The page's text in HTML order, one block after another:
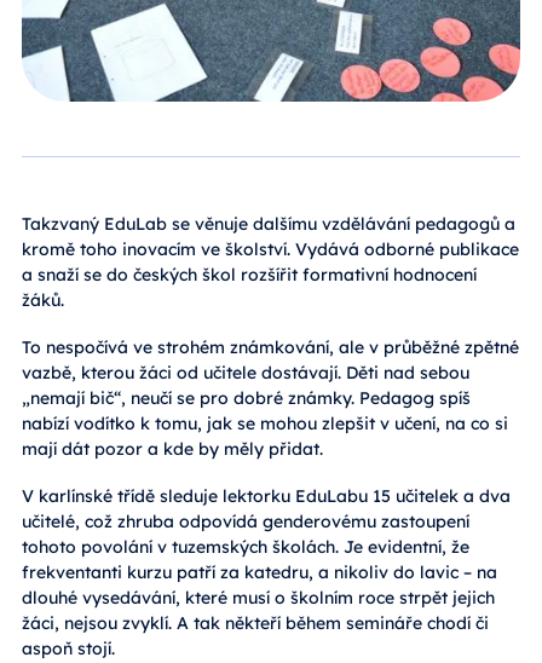
Takzvaný EduLab se věnuje dalšímu vzdělávání pedagogů a
kromě toho inovacím ve školství. Vydává odborné publikace
a snaží se do českých škol rozšířit formativní hodnocení
žáků.
To nespočívá ve strohém známkování, ale v průběžné zpětné
vazbě, kterou žáci od učitele dostávají. Děti nad sebou
„nemají bič“, neučí se pro dobré známky. Pedagog spíš
nabízí vodítko k tomu, jak se mohou zlepšit v učení, na co si
mají dát pozor a kde by měly přidat.
V karlínské třídě sleduje lektorku EduLabu 15 učitelek a dva
učitelé, což zhruba odpovídá genderovému zastoupení
tohoto povolání v tuzemských školách. Je evidentní, že
frekventanti kurzu patří za katedru, a nikoliv do lavic – na
dlouhé vysedávání, které musí o školním roce strpět jejich
žáci, nejsou zvyklí. A tak někteří během semináře chodí či
aspoň stojí.